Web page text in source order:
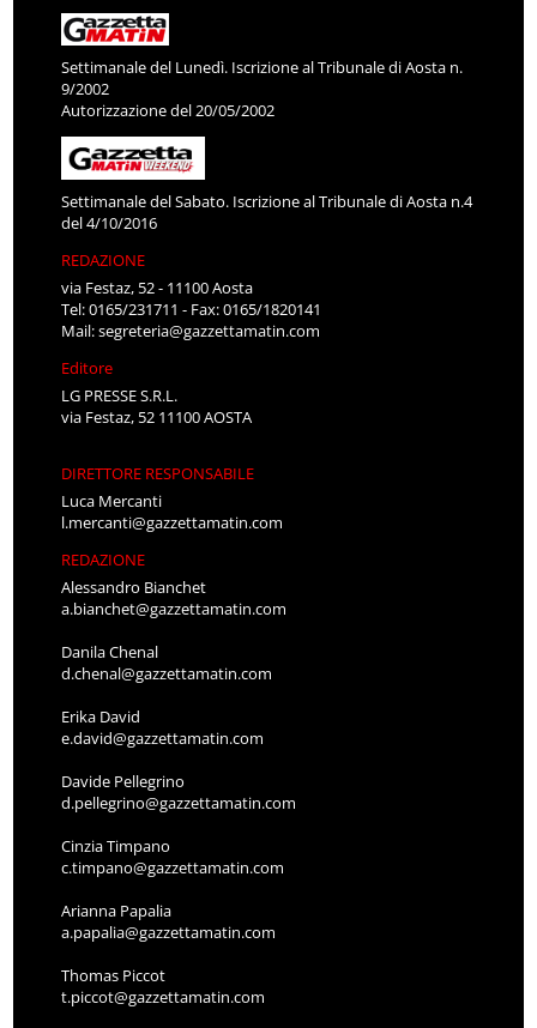
Settimanale del Lunedì. Iscrizione al Tribunale di Aosta n.
9/2002
Autorizzazione del 20/05/2002
Settimanale del Sabato. Iscrizione al Tribunale di Aosta n.4
del 4/10/2016
REDAZIONE
via Festaz, 52 - 11100 Aosta
Tel: 0165/231711 - Fax: 0165/1820141
Mail:segreteria@gazzettamatin.com
Editore
LG PRESSE S.R.L.
via Festaz, 52 11100 AOSTA
DIRETTORE RESPONSABILE
Luca Mercanti
l.mercanti@gazzettamatin.com
REDAZIONE
Alessandro Bianchet
a.bianchet@gazzettamatin.com
Danila Chenal
d.chenal@gazzettamatin.com
Erika David
e.david@gazzettamatin.com
Davide Pellegrino
d.pellegrino@gazzettamatin.com
Cinzia Timpano
c.timpano@gazzettamatin.com
Arianna Papalia
a.papalia@gazzettamatin.com
Thomas Piccot
t.piccot@gazzettamatin.com